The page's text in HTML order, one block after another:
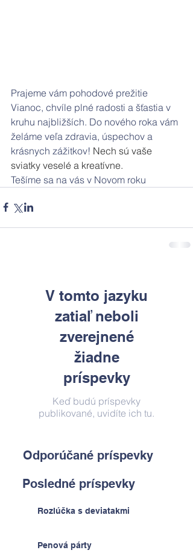
Prajeme vám pohodové prežitie
Vianoc, chvíle plné radosti a šťastia v
kruhu najbližších. Do nového roka vám
želáme veľa zdravia, úspechov a
krásnych zážitkov! Nech sú vaše
sviatky veselé a kreatívne.
Tešíme sa na vás v Novom roku
V tomto jazyku
zatiaľ neboli
zverejnené
žiadne
príspevky
Keď budú príspevky
publikované, uvidíte ich tu.
Odporúčané príspevky
Posledné príspevky
Rozlúčka s deviatakmi
Penová párty